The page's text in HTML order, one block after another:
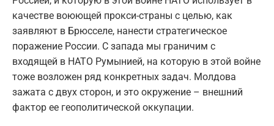
качестве воюющей прокси-страны с целью, как
заявляют в Брюсселе, нанести стратегическое
поражение России. С запада мы граничим с
входящей в НАТО Румынией, на которую в этой войне
тоже возложен ряд конкретных задач. Молдова
зажата с двух сторон, и это окружение – внешний
фактор ее геополитической оккупации.